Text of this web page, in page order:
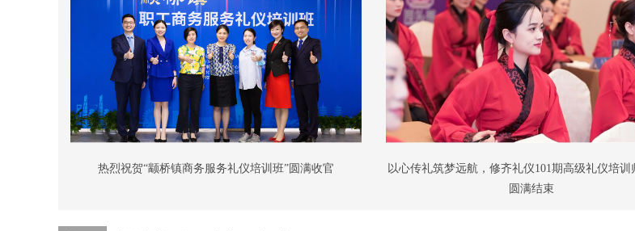
热烈祝贺“颛桥镇商务服务礼仪培训班”圆满收官
以心传礼筑梦远航，修齐礼仪101期高级礼仪培训
圆满结束